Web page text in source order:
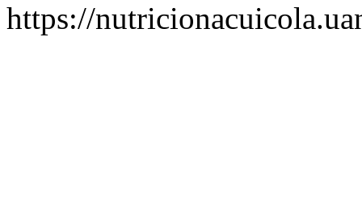
https://